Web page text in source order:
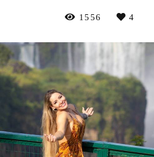
1556 4